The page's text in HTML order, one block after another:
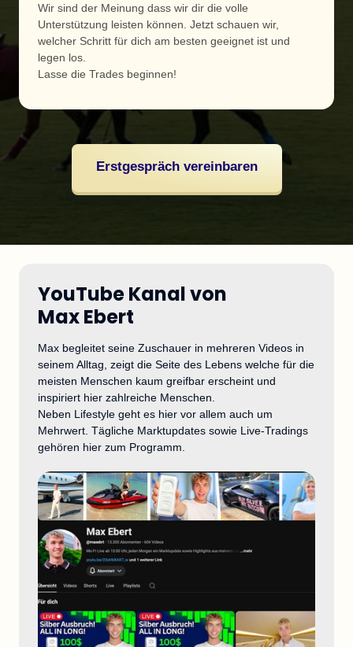
Wir sind der Meinung dass wir dir die volle
Unterstützung leisten können. Jetzt schauen wir,
welcher Schritt für dich am besten geeignet ist und
legen los.
Lasse die Trades beginnen!
Erstgespräch vereinbaren
YouTube Kanal von
Max Ebert
Max begleitet seine Zuschauer in mehreren Videos in
seinem Alltag, zeigt die Seite des Lebens welche für die
meisten Menschen kaum greifbar erscheint und
inspiriert hier zahlreiche Menschen.
Neben Lifestyle geht es hier vor allem auch um
Mehrwert. Tägliche Marktupdates sowie Live-Tradings
gehören hier zum Programm.